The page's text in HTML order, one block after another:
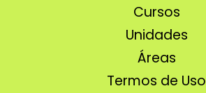
Cursos
Unidades
Áreas
Termos de Uso